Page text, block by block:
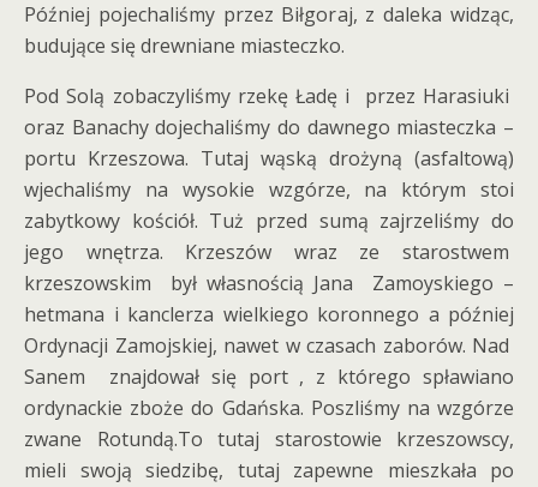
Później pojechaliśmy przez Biłgoraj, z daleka widząc,
budujące się drewniane miasteczko.
Pod Solą zobaczyliśmy rzekę Ładę i przez Harasiuki
oraz Banachy dojechaliśmy do dawnego miasteczka –
portu Krzeszowa. Tutaj wąską drożyną (asfaltową)
wjechaliśmy na wysokie wzgórze, na którym stoi
zabytkowy kościół. Tuż przed sumą zajrzeliśmy do
jego wnętrza. Krzeszów wraz ze starostwem
krzeszowskim był własnością Jana Zamoyskiego –
hetmana i kanclerza wielkiego koronnego a później
Ordynacji Zamojskiej, nawet w czasach zaborów. Nad
Sanem znajdował się port , z którego spławiano
ordynackie zboże do Gdańska. Poszliśmy na wzgórze
zwane Rotundą.To tutaj starostowie krzeszowscy,
mieli swoją siedzibę, tutaj zapewne mieszkała po